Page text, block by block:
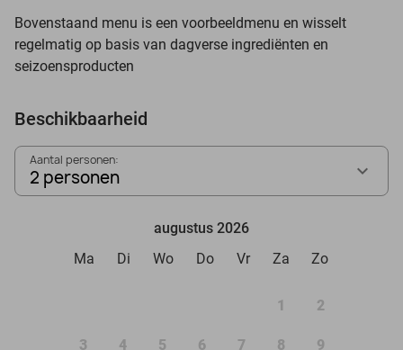
Bovenstaand menu is een voorbeeldmenu en wisselt
regelmatig op basis van dagverse ingrediënten en
seizoensproducten
Beschikbaarheid
Aantal personen:
2 personen
augustus 2026
Ma
Di Wo Do Vr Za Zo
1 2
3 4 5 6 7 8 9